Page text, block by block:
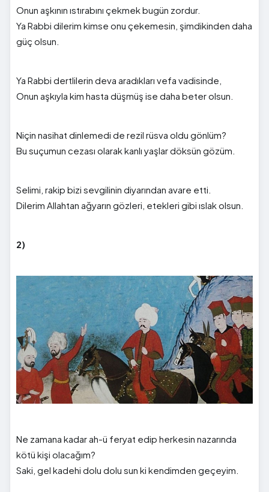
Onun aşkının ıstırabını çekmek bugün zordur.
Ya Rabbi dilerim kimse onu çekemesin, şimdikinden daha
güç olsun.
Ya Rabbi dertlilerin deva aradıkları vefa vadisinde,
Onun aşkıyla kim hasta düşmüş ise daha beter olsun.
Niçin nasihat dinlemedi de rezil rüsva oldu gönlüm?
Bu suçumun cezası olarak kanlı yaşlar döksün gözüm.
Selimi, rakip bizi sevgilinin diyarından avare etti.
Dilerim Allahtan ağyarın gözleri, etekleri gibi ıslak olsun.
2)
Ne zamana kadar ah-ü feryat edip herkesin nazarında
kötü kişi olacağım?
Saki, gel kadehi dolu dolu sun ki kendimden geçeyim.